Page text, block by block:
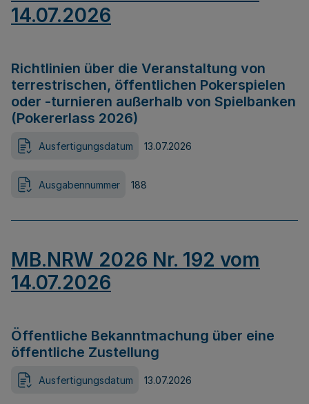
14.07.2026
Richtlinien über die Veranstaltung von
terrestrischen, öffentlichen Pokerspielen
oder -turnieren außerhalb von Spielbanken
(Pokererlass 2026)
Ausfertigungsdatum 13.07.2026
Ausgabennummer 188
MB.NRW 2026 Nr. 192 vom
14.07.2026
Öffentliche Bekanntmachung über eine
öffentliche Zustellung
Ausfertigungsdatum 13.07.2026